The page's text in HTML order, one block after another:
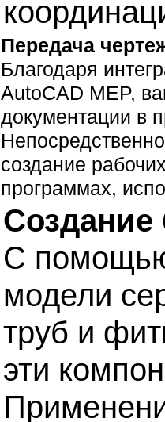
Передача
Благодаря
AutoCAD MEP,
документации в
создание
программах,
Создание
С
модели
труб и
эти